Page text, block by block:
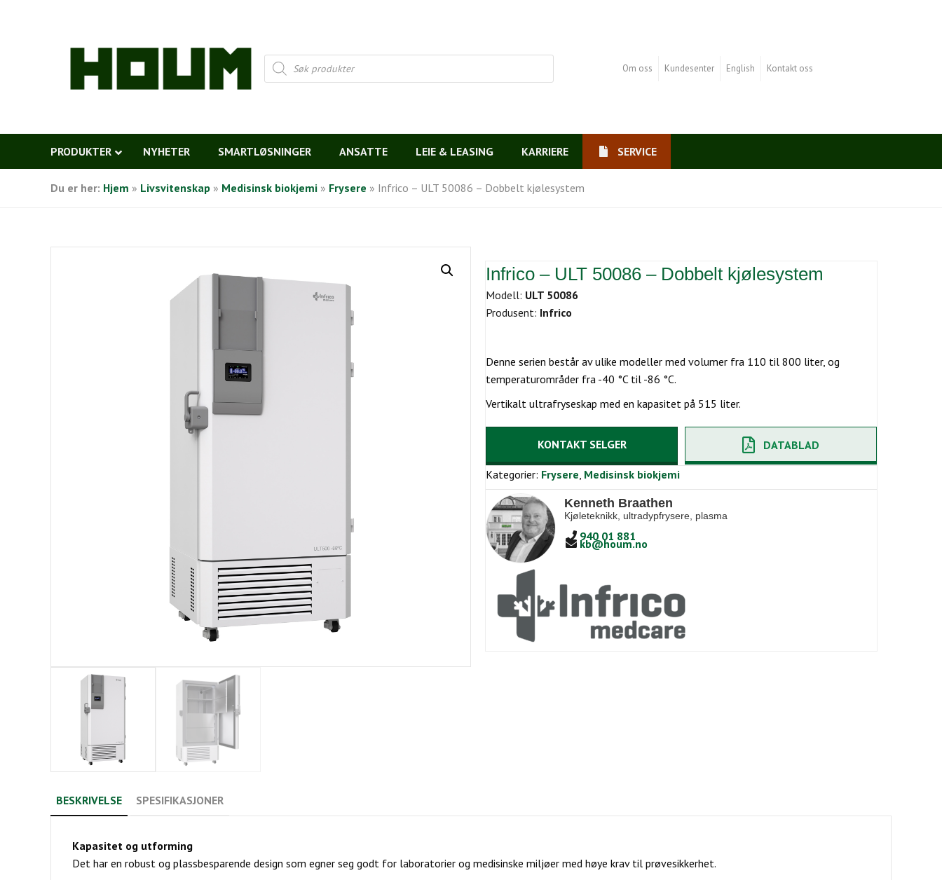
Products
search
Om oss Kundesenter English Kontakt oss
PRODUKTER NYHETER SMARTLØSNINGER ANSATTE LEIE & LEASING KARRIERE SERVICE
Du er her: Hjem » Livsvitenskap » Medisinsk biokjemi » Frysere » Infrico – ULT 50086 – Dobbelt kjølesystem
Infrico – ULT 50086 – Dobbelt kjølesystem
Modell: ULT 50086
Produsent: Infrico
Denne serien består av ulike modeller med volumer fra 110 til 800 liter, og
temperaturområder fra -40 °C til -86 °C.
Vertikalt ultrafryseskap med en kapasitet på 515 liter.
KONTAKT SELGER DATABLAD
Kategorier: Frysere Medisinsk biokjemi
Kenneth Braathen
Kjøleteknikk, ultradypfrysere, plasma
940 01 881
kb@houm.no
BESKRIVELSE SPESIFIKASJONER
Kapasitet og utforming
Det har en robust og plassbesparende design som egner seg godt for laboratorier og medisinske miljøer med høye krav til prøvesikkerhet.